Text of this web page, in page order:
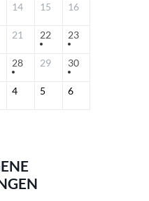
14 15 16
21 22 23
28 29 30
4 5 6